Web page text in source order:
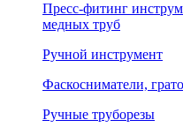
Пресс-фитинг
медных труб
Ручной инструмент
Фаскосниматели,
Ручные труборезы